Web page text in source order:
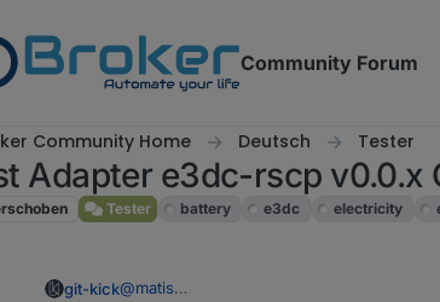
Community Forum
Community Home Deutsch Tester
Adapter e3dc-rscp v0.0.x
Tester battery e3dc electricity
git-kick@matis